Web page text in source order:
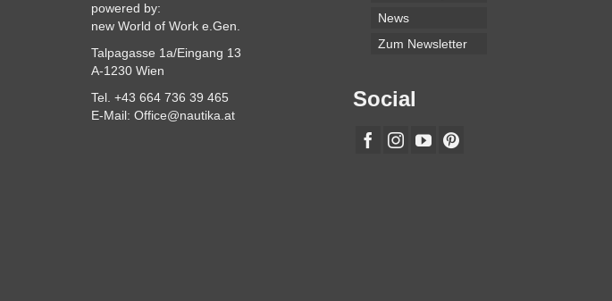
powered by:
new World of Work e.Gen.
Talpagasse 1a/Eingang 13
A-1230 Wien
Tel. +43 664 736 39 465
E-Mail: Office@nautika.at
News
Zum Newsletter
Social